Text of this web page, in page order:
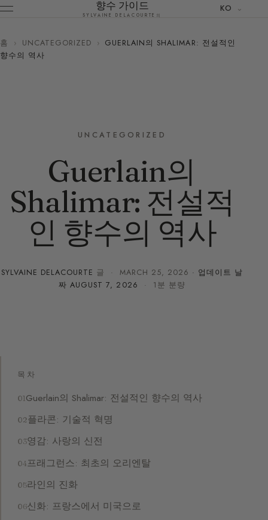
향수 가이드
SYLVAINE DELACOURTE의
KO
홈 › UNCATEGORIZED › GUERLAIN의 SHALIMAR: 전설적인
향수의 역사
UNCATEGORIZED
Guerlain의
Shalimar: 전설적
인 향수의 역사
SYLVAINE DELACOURTE 글 · MARCH 25, 2026 · 업데이트 날
짜AUGUST 7, 2026 · 1분 분량
목차
Guerlain의 Shalimar: 전설적인 향수의 역사
플라콘: 기술적 혁명
영감: 사랑의 신전
프래그런스: 최초의 오리엔탈
라인의 진화
신화: 프랑스에서 미국으로